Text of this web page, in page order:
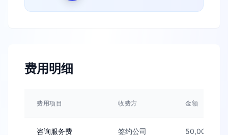
费用明细
费用项目 收费方 金额
咨询服务费 签约公司 50,000人民